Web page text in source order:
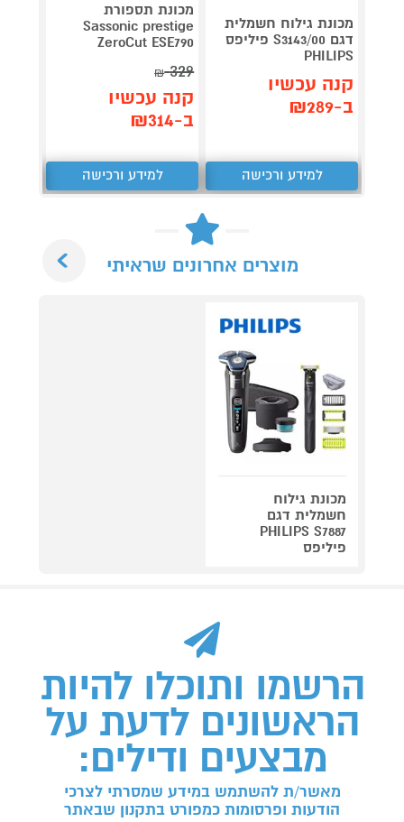
מכונת גילוח חשמלית
דגם S3143/00 פיליפס
PHILIPS
קנה עכשיו
ב-₪289
למידע ורכישה
מכונת תספורת
Sassonic prestige
ZeroCut ESE790
329
₪
קנה עכשיו
ב-₪314
למידע ורכישה
מוצרים אחרונים שראיתי
מכונת גילוח
חשמלית דגם
PHILIPS S7887
פיליפס
הרשמו ותוכלו להיות
הראשונים לדעת על
מבצעים ודילים:
מאשר/ת להשתמש במידע שמסרתי לצרכי
הודעות ופרסומות כמפורט בתקנון שבאתר